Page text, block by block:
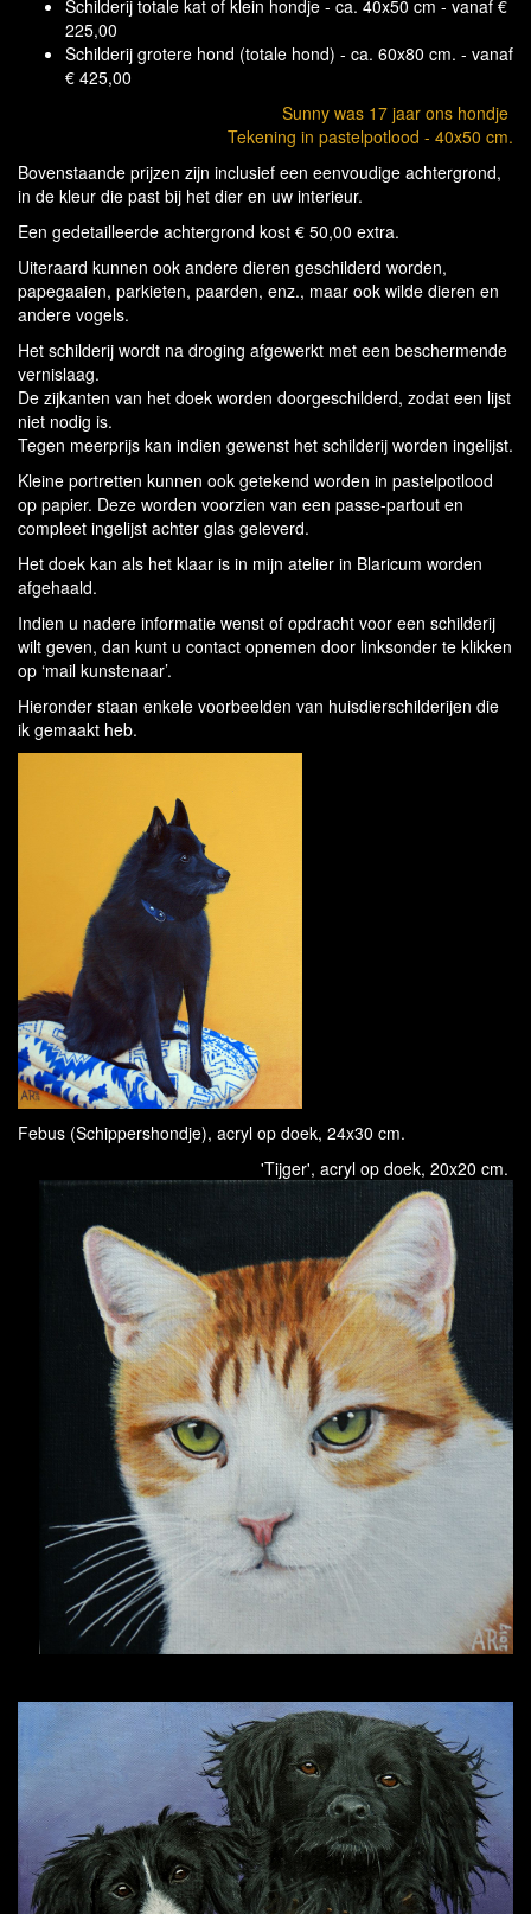
Schilderij totale kat of klein hondje - ca. 40x50 cm - vanaf €
225,00
Schilderij grotere hond (totale hond) - ca. 60x80 cm. - vanaf
€ 425,00
Sunny was 17 jaar ons hondje
Tekening in pastelpotlood - 40x50 cm.
Bovenstaande prijzen zijn inclusief een eenvoudige achtergrond,
in de kleur die past bij het dier en uw interieur.
Een gedetailleerde achtergrond kost € 50,00 extra.
Uiteraard kunnen ook andere dieren geschilderd worden,
papegaaien, parkieten, paarden, enz., maar ook wilde dieren en
andere vogels.
Het schilderij wordt na droging afgewerkt met een beschermende
vernislaag.
De zijkanten van het doek worden doorgeschilderd, zodat een lijst
niet nodig is.
Tegen meerprijs kan indien gewenst het schilderij worden ingelijst.
Kleine portretten kunnen ook getekend worden in pastelpotlood
op papier. Deze worden voorzien van een passe-partout en
compleet ingelijst achter glas geleverd.
Het doek kan als het klaar is in mijn atelier in Blaricum worden
afgehaald.
Indien u nadere informatie wenst of opdracht voor een schilderij
wilt geven, dan kunt u contact opnemen door linksonder te klikken
op ‘mail kunstenaar’.
Hieronder staan enkele voorbeelden van huisdierschilderijen die
ik gemaakt heb.
Febus (Schippershondje), acryl op doek, 24x30 cm.
'Tijger', acryl op doek, 20x20 cm.